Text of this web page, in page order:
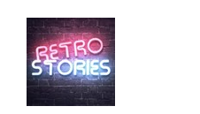
zawartości